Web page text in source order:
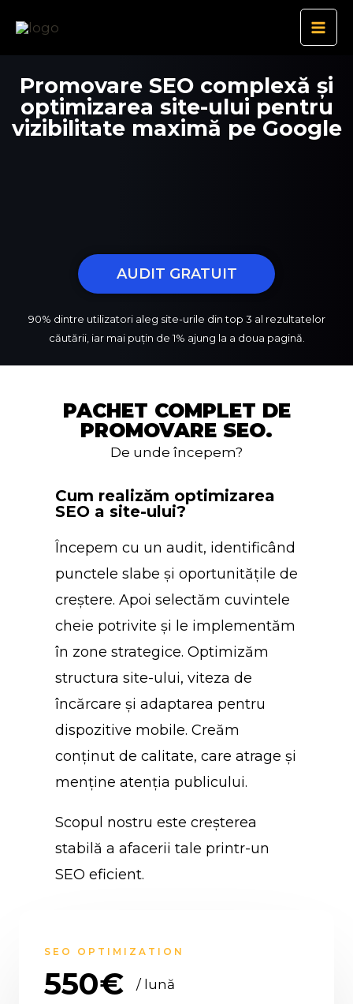
Promovare SEO complexă și
optimizarea site-ului pentru
vizibilitate maximă pe Google
AUDIT GRATUIT
90% dintre utilizatori aleg site-urile din top 3 al rezultatelor
căutării, iar mai puțin de 1% ajung la a doua pagină.
PACHET COMPLET DE
PROMOVARE SEO.
De unde începem?
Cum realizăm optimizarea
SEO a site-ului?
Începem cu un audit, identificând
punctele slabe și oportunitățile de
creștere. Apoi selectăm cuvintele
cheie potrivite și le implementăm
în zone strategice. Optimizăm
structura site-ului, viteza de
încărcare și adaptarea pentru
dispozitive mobile. Creăm
conținut de calitate, care atrage și
menține atenția publicului.
Scopul nostru este creșterea
stabilă a afacerii tale printr-un
SEO eficient.
SEO OPTIMIZATION
550€ / lună